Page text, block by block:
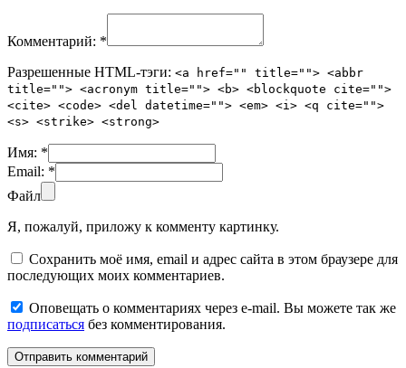
Комментарий: *
Разрешенные HTML-тэги: <a href="" title=""> <abbr
title=""> <acronym title=""> <b> <blockquote cite="">
<cite> <code> <del datetime=""> <em> <i> <q cite="">
<s> <strike> <strong>
Имя: *
Email: *
Файл
Я, пожалуй, приложу к комменту картинку.
Сохранить моё имя, email и адрес сайта в этом браузере для
последующих моих комментариев.
Оповещать о комментариях через e-mail. Вы можете так же
подписаться без комментирования.